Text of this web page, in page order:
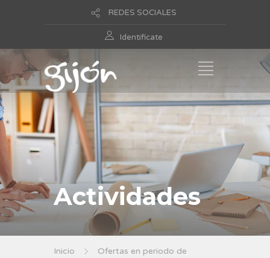
REDES SOCIALES
Identificate
Actividades
Inicio
Ofertas en periodo de